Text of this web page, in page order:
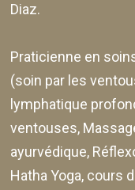
Diaz.
Praticienne en
(soin par les
lymphatique
ventouses,
ayurvédique,
Hatha Yoga, cours